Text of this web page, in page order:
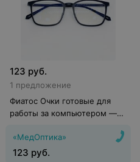
123 руб.
1 предложение
Фиатос Очки готовые для
работы за компьютером —
«МедОптика»
123 руб.